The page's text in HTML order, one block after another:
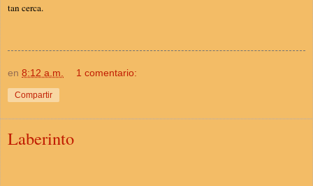
tan cerca.
en 8:12 a.m. 1 comentario:
Compartir
Laberinto